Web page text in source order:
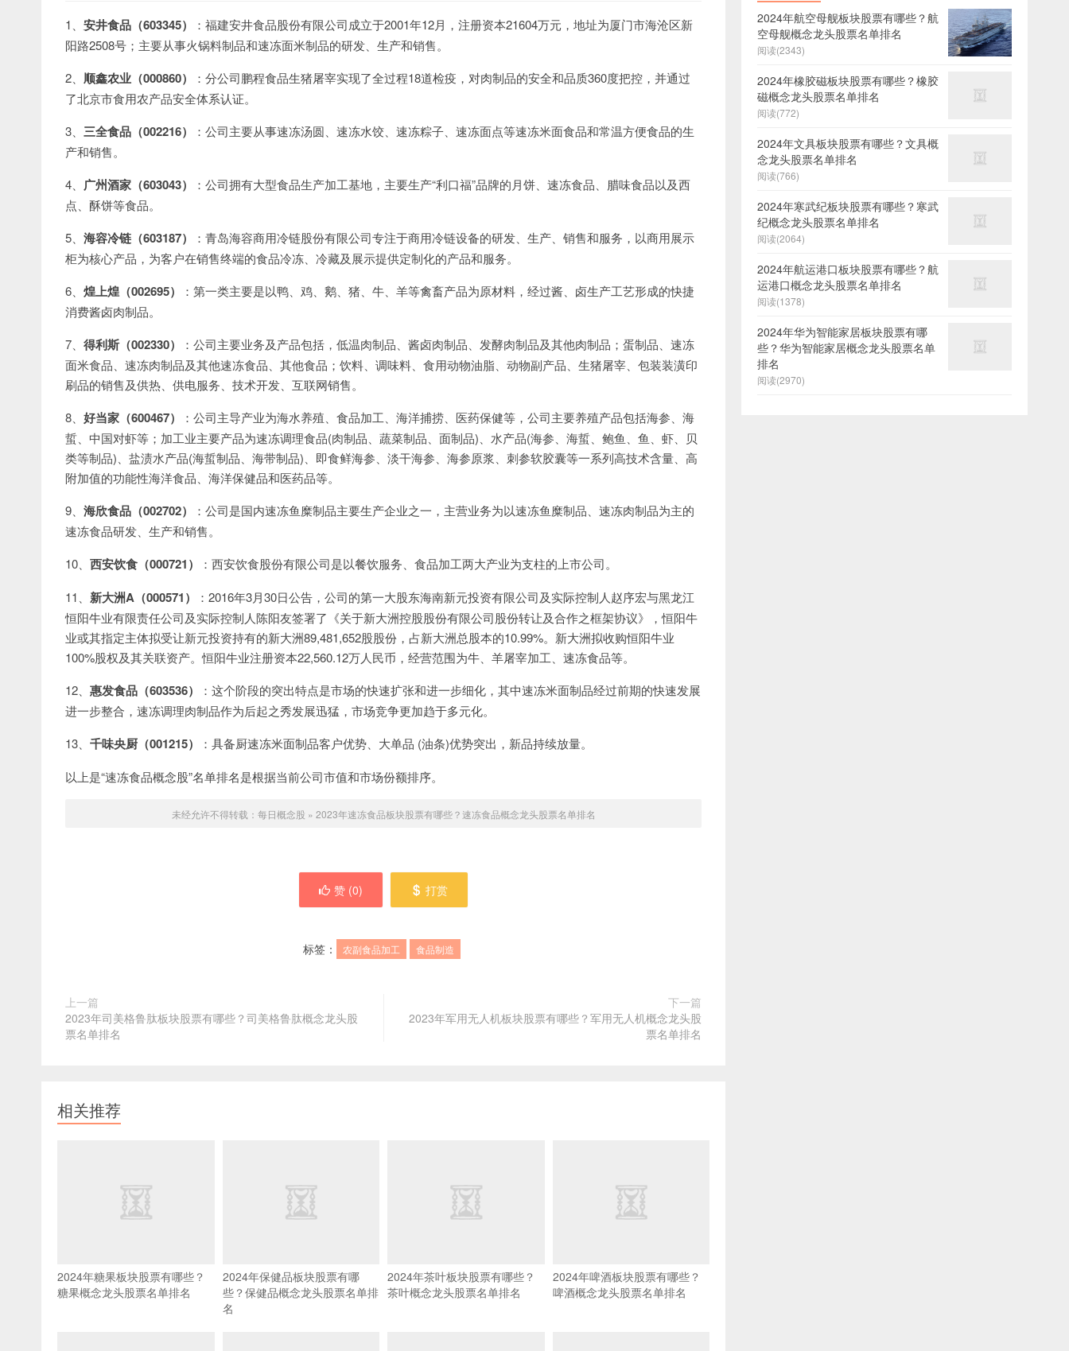
1、 安井食品（603345）
：福建安井食品股份有限公司成立于2001年12月，注册资本21604万元，地址为厦门市海沧区新
阳路2508号；主要从事火锅料制品和速冻面米制品的研发、生产和销售。
2、 顺鑫农业（000860）
：分公司鹏程食品生猪屠宰实现了全过程18道检疫，对肉制品的安全和品质360度把控，并通过
了北京市食用农产品安全体系认证。
3、 三全食品（002216）
：公司主要从事速冻汤圆、速冻水饺、速冻粽子、速冻面点等速冻米面食品和常温方便食品的生
产和销售。
4、 广州酒家（603043）
：公司拥有大型食品生产加工基地，主要生产“利口福”品牌的月饼、速冻食品、腊味食品以及西
点、酥饼等食品。
5、 海容冷链（603187）
：青岛海容商用冷链股份有限公司专注于商用冷链设备的研发、生产、销售和服务，以商用展示
柜为核心产品，为客户在销售终端的食品冷冻、冷藏及展示提供定制化的产品和服务。
6、 煌上煌（002695）
：第一类主要是以鸭、鸡、鹅、猪、牛、羊等禽畜产品为原材料，经过酱、卤生产工艺形成的快捷
消费酱卤肉制品。
7、 得利斯（002330）
：公司主要业务及产品包括，低温肉制品、酱卤肉制品、发酵肉制品及其他肉制品；蛋制品、速冻
面米食品、速冻肉制品及其他速冻食品、其他食品；饮料、调味料、食用动物油脂、动物副产品、生猪屠宰、包装装潢印
刷品的销售及供热、供电服务、技术开发、互联网销售。
8、 好当家（600467）
：公司主导产业为海水养殖、食品加工、海洋捕捞、医药保健等，公司主要养殖产品包括海参、海
蜇、中国对虾等；加工业主要产品为速冻调理食品(肉制品、蔬菜制品、面制品)、水产品(海参、海蜇、鲍鱼、鱼、虾、贝
类等制品)、盐渍水产品(海蜇制品、海带制品)、即食鲜海参、淡干海参、海参原浆、刺参软胶囊等一系列高技术含量、高
附加值的功能性海洋食品、海洋保健品和医药品等。
9、 海欣食品（002702）
：公司是国内速冻鱼糜制品主要生产企业之一，主营业务为以速冻鱼糜制品、速冻肉制品为主的
速冻食品研发、生产和销售。
10、 西安饮食（000721）
：西安饮食股份有限公司是以餐饮服务、食品加工两大产业为支柱的上市公司。
11、 新大洲A（000571）
：2016年3月30日公告，公司的第一大股东海南新元投资有限公司及实际控制人赵序宏与黑龙江
恒阳牛业有限责任公司及实际控制人陈阳友签署了《关于新大洲控股股份有限公司股份转让及合作之框架协议》，恒阳牛
业或其指定主体拟受让新元投资持有的新大洲89,481,652股股份，占新大洲总股本的10.99%。新大洲拟收购恒阳牛业
100%股权及其关联资产。恒阳牛业注册资本22,560.12万人民币，经营范围为牛、羊屠宰加工、速冻食品等。
12、 惠发食品（603536）
：这个阶段的突出特点是市场的快速扩张和进一步细化，其中速冻米面制品经过前期的快速发展
进一步整合，速冻调理肉制品作为后起之秀发展迅猛，市场竞争更加趋于多元化。
13、 千味央厨（001215）
：具备厨速冻米面制品客户优势、大单品 (油条)优势突出，新品持续放量。
以上是“速冻食品概念股”名单排名是根据当前公司市值和市场份额排序。
未经允许不得转载： 每日概念股 » 2023年速冻食品板块股票有哪些？速冻食品概念龙头股票名单排名
赞 (0) 打赏
标签： 农副食品加工 食品制造
上一篇
2023年司美格鲁肽板块股票有哪些？司美格鲁肽概念龙头股
票名单排名
下一篇
2023年军用无人机板块股票有哪些？军用无人机概念龙头股
票名单排名
相关推荐
2024年糖果板块股票有哪些？
糖果概念龙头股票名单排名
2024年保健品板块股票有哪
些？保健品概念龙头股票名单排
名
2024年茶叶板块股票有哪些？
茶叶概念龙头股票名单排名
2024年啤酒板块股票有哪些？
啤酒概念龙头股票名单排名
2024年航空母舰板块股票有哪些？航
空母舰概念龙头股票名单排名
阅读(2343)
2024年橡胶磁板块股票有哪些？橡胶
磁概念龙头股票名单排名
阅读(772)
2024年文具板块股票有哪些？文具概
念龙头股票名单排名
阅读(766)
2024年寒武纪板块股票有哪些？寒武
纪概念龙头股票名单排名
阅读(2064)
2024年航运港口板块股票有哪些？航
运港口概念龙头股票名单排名
阅读(1378)
2024年华为智能家居板块股票有哪
些？华为智能家居概念龙头股票名单
排名
阅读(2970)